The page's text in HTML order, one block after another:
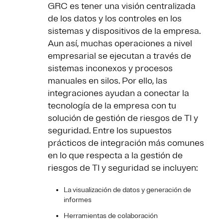
GRC es tener una visión centralizada
de los datos y los controles en los
sistemas y dispositivos de la empresa.
Aun así, muchas operaciones a nivel
empresarial se ejecutan a través de
sistemas inconexos y procesos
manuales en silos. Por ello, las
integraciones ayudan a conectar la
tecnología de la empresa con tu
solución de gestión de riesgos de TI y
seguridad. Entre los supuestos
prácticos de integración más comunes
en lo que respecta a la gestión de
riesgos de TI y seguridad se incluyen:
La visualización de datos y generación de
informes
Herramientas de colaboración